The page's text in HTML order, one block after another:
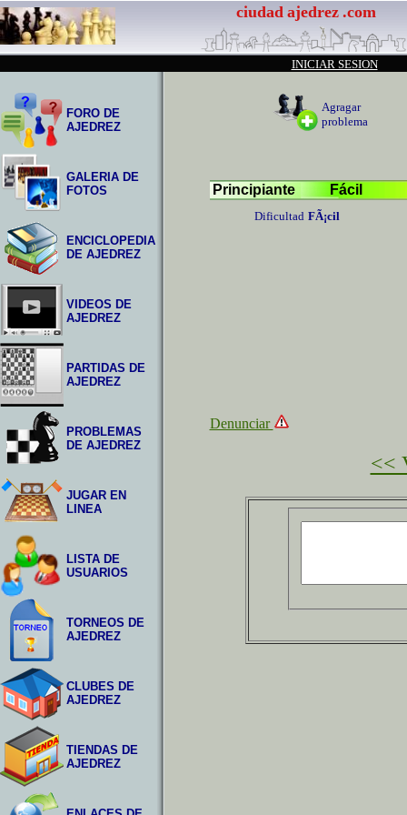
ciudad ajedrez .com
INICIAR SESION
FORO DE
AJEDREZ
GALERIA DE
FOTOS
ENCICLOPEDIA
DE AJEDREZ
VIDEOS DE
AJEDREZ
PARTIDAS DE
AJEDREZ
PROBLEMAS
DE AJEDREZ
JUGAR EN
LINEA
LISTA DE
USUARIOS
TORNEOS DE
AJEDREZ
CLUBES DE
AJEDREZ
TIENDAS DE
AJEDREZ
Agragar
problema
Principiante Fácil
Dificultad FÃ¡cil
Denunciar
<<